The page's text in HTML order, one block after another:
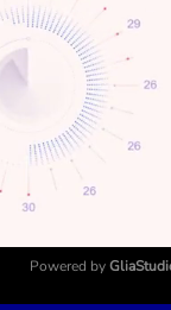
Powered by